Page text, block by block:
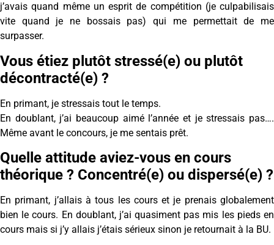
j’avais quand même un esprit de compétition (je culpabilisais
vite quand je ne bossais pas) qui me permettait de me
surpasser.
Vous étiez plutôt stressé(e) ou plutôt
décontracté(e) ?
En primant, je stressais tout le temps.
En doublant, j’ai beaucoup aimé l’année et je stressais pas….
Même avant le concours, je me sentais prêt.
Quelle attitude aviez-vous en cours
théorique ? Concentré(e) ou dispersé(e) ?
En primant, j’allais à tous les cours et je prenais globalement
bien le cours. En doublant, j’ai quasiment pas mis les pieds en
cours mais si j’y allais j’étais sérieux sinon je retournait à la BU.